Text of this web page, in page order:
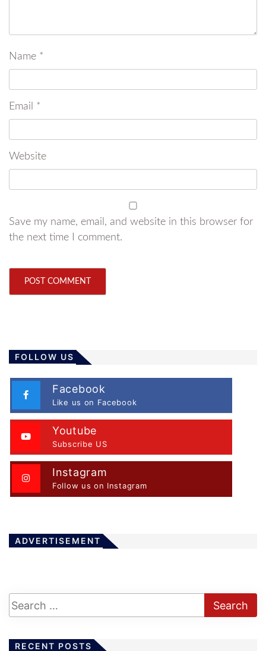
Name *
Email *
Website
Save my name, email, and website in this browser for
the next time I comment.
FOLLOW US
Facebook
Like us on Facebook
Youtube
Subscribe US
Instagram
Follow us on Instagram
ADVERTISEMENT
RECENT POSTS